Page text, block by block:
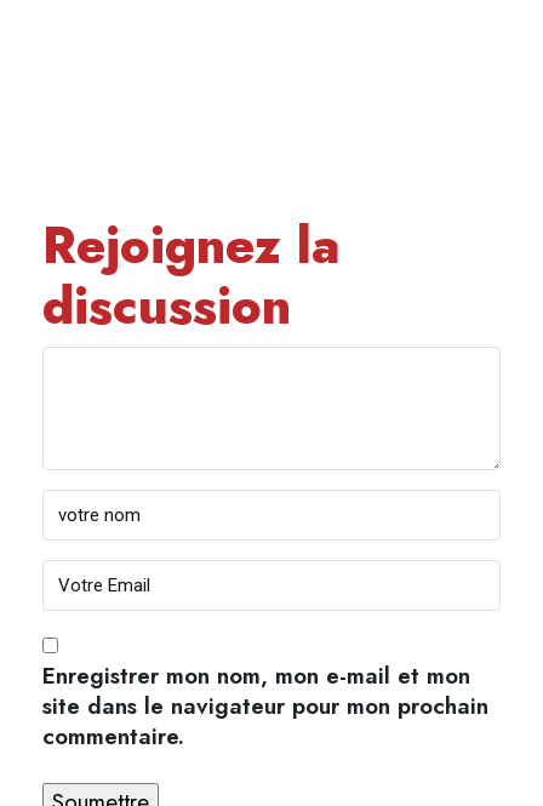
Rejoignez la
discussion
Enregistrer mon nom, mon e-mail et mon
site dans le navigateur pour mon prochain
commentaire.